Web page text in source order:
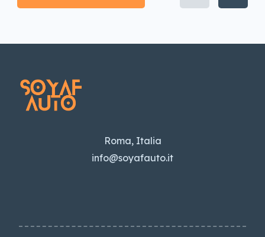
Roma, Italia
info@soyafauto.it